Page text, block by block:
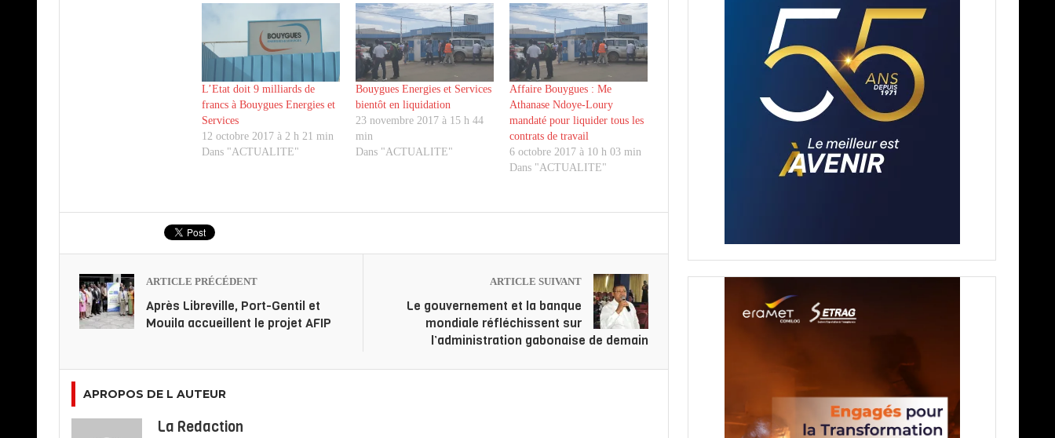
L’Etat doit 9 milliards de
francs à Bouygues Energies et
Services
12 octobre 2017 à 2 h 21 min
Dans "ACTUALITE"
Bouygues Energies et Services
bientôt en liquidation
23 novembre 2017 à 15 h 44
min
Dans "ACTUALITE"
Affaire Bouygues : Me
Athanase Ndoye-Loury
mandaté pour liquider tous les
contrats de travail
6 octobre 2017 à 10 h 03 min
Dans "ACTUALITE"
ARTICLE PRÉCÉDENT
Après Libreville, Port-Gentil et
Mouila accueillent le projet AFIP
ARTICLE SUIVANT
Le gouvernement et la banque
mondiale réfléchissent sur
l’administration gabonaise de demain
APROPOS DE L AUTEUR
La Redaction